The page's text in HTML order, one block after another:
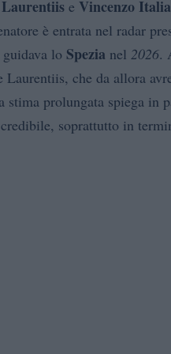
e Vincenzo
è entrata nel radar
lo Spezia nel 2026.
Laurentiis, che da allora
stima prolungata spiega in
soprattutto in